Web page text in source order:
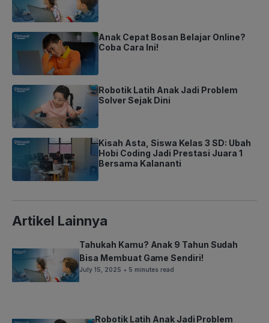
Anak Cepat Bosan Belajar Online?
Coba Cara Ini!
Robotik Latih Anak Jadi Problem
Solver Sejak Dini
Kisah Asta, Siswa Kelas 3 SD: Ubah
Hobi Coding Jadi Prestasi Juara 1
Bersama Kalananti
Artikel Lainnya
Tahukah Kamu? Anak 9 Tahun Sudah
Bisa Membuat Game Sendiri!
July 15, 2025 • 5 minutes read
Robotik Latih Anak Jadi Problem